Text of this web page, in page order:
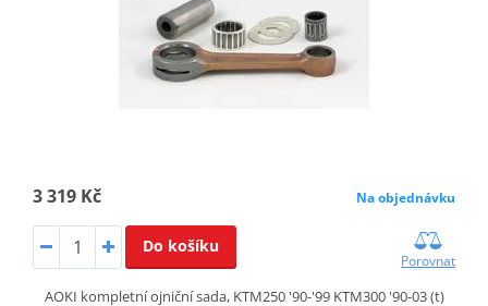
3 319 Kč Na objednávku
Do košíku
Porovnat
AOKI kompletní ojniční sada, KTM250 '90-'99 KTM300 '90-03 (t)